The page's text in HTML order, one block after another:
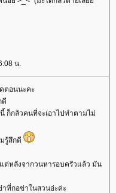
น.
ตอนนะคะ
ดี
ก็กลัวคนที่จะเอาไปทำตามไม่
รู้สึกดี
ต่หลังจากวนหารอบครัวแล้ว มัน
าที่กอข่าในสวนอ่ะค่ะ